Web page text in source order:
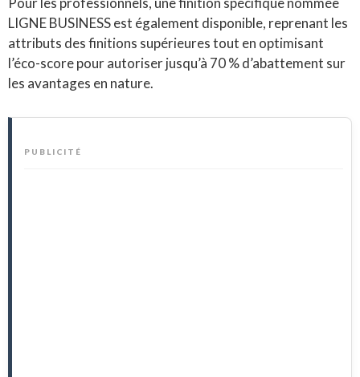
LIGNE BUSINESS est également disponible, reprenant les
attributs des finitions supérieures tout en optimisant
l’éco-score pour autoriser jusqu’à 70 % d’abattement sur
les avantages en nature.